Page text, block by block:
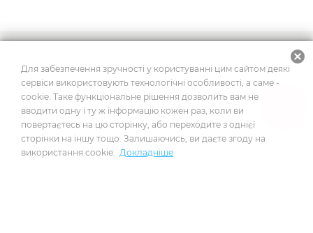
2026 © Усі права захищено
Побудовано на платформі
Для забезпечення зручності у користуванні цим сайтом деякі
сервіси використовують технологічні особливості, а саме -
cookie. Таке функціональне рішення дозволить вам не
вводити одну і ту ж інформацію кожен раз, коли ви
повертаєтесь на цю сторінку, або переходите з однієї
сторінки на іншу тощо. Залишаючись, ви даєте згоду на
використання cookie. Докладніше
cancel